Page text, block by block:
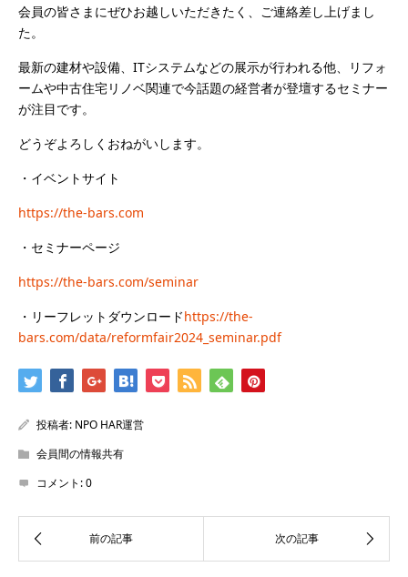
会員の皆さまにぜひお越しいただきたく、ご連絡差し上げまし
た。
最新の建材や設備、ITシステムなどの展示が行われる他、リフォ
ームや中古住宅リノベ関連で今話題の経営者が登壇するセミナー
が注目です。
どうぞよろしくおねがいします。
・イベントサイト
https://the-bars.com
・セミナーページ
https://the-bars.com/seminar
・リーフレットダウンロードhttps://the-
bars.com/data/reformfair2024_seminar.pdf
投稿者: NPO HAR運営
会員間の情報共有
コメント:0